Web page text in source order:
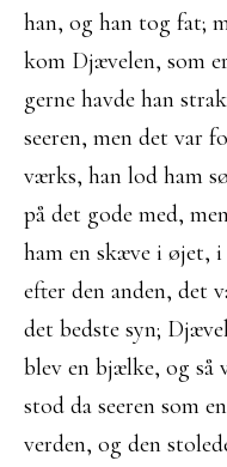
han, og han tog fat;
kom Djævelen, som
gerne havde han
seeren, men det var
værks, han lod ham
på det gode med,
ham en skæve i øjet, i
efter den anden, det
det bedste syn;
blev en bjælke, og så
stod da seeren som
verden, og den